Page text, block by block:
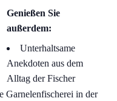
Genießen Sie
außerdem:
Unterhaltsame
Anekdoten aus dem
Alltag der Fischer
Garnelenfischerei in der